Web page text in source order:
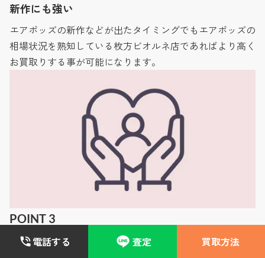
電話する 査定 買取方法
新作にも強い
エアポッズの新作などが出たタイミングでもエアポッズの
相場状況を熟知している枚方ビオルネ店であればより高く
お買取りする事が可能になります。
POINT 3
親切・丁寧な対応